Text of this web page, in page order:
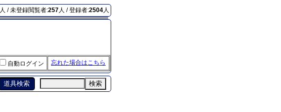
人 / 未登録閲覧者:257人 / 登録者:2504人
自動ログイン 忘れた場合はこちら
道具検索 検索